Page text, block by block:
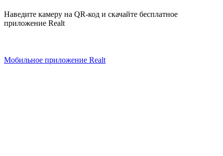
Наведите камеру на QR-код и скачайте бесплатное
приложение Realt
Мобильное приложение Realt